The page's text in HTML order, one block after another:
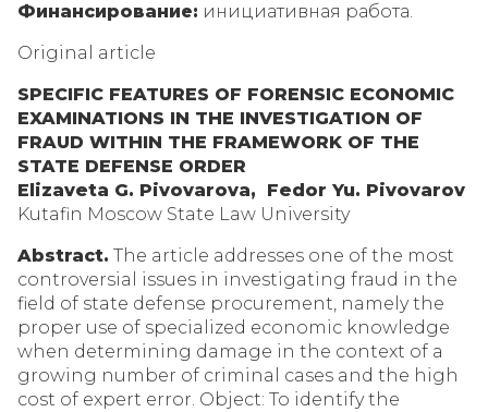
Финансирование: инициативная работа.
Original article
SPECIFIC FEATURES OF FORENSIC ECONOMIC
EXAMINATIONS IN THE INVESTIGATION OF
FRAUD WITHIN THE FRAMEWORK OF THE
STATE DEFENSE ORDER
Elizaveta G. Pivovarova, Fedor Yu. Pivovarov
Kutafin Moscow State Law University
Abstract. The article addresses one of the most
controversial issues in investigating fraud in the
field of state defense procurement, namely the
proper use of specialized economic knowledge
when determining damage in the context of a
growing number of criminal cases and the high
cost of expert error. Object: To identify the